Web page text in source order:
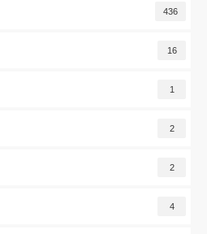
436
16
1
2
2
4